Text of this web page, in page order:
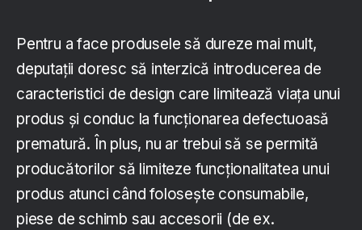
Pentru a face produsele să dureze mai mult,
deputații doresc să interzică introducerea de
caracteristici de design care limitează viața unui
produs și conduc la funcționarea defectuoasă
prematură. În plus, nu ar trebui să se permită
producătorilor să limiteze funcționalitatea unui
produs atunci când folosește consumabile,
piese de schimb sau accesorii (de ex.